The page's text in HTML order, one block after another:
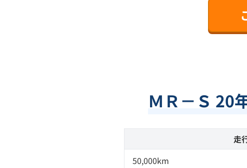
ＭＲ－Ｓ 20
走
50,000km